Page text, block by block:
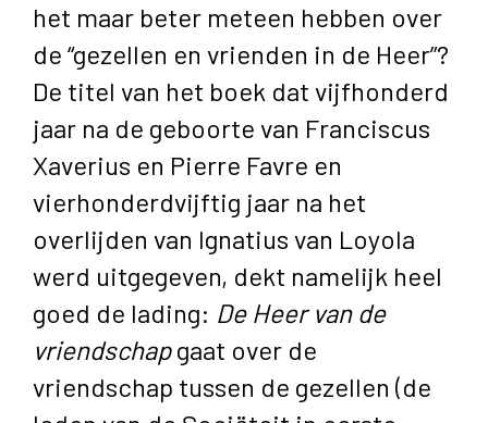
het maar beter meteen hebben over
de “gezellen en vrienden in de Heer”?
De titel van het boek dat vijfhonderd
jaar na de geboorte van Franciscus
Xaverius en Pierre Favre en
vierhonderdvijftig jaar na het
overlijden van Ignatius van Loyola
werd uitgegeven, dekt namelijk heel
goed de lading: De Heer van de
vriendschapgaat over de
vriendschap tussen de gezellen (de